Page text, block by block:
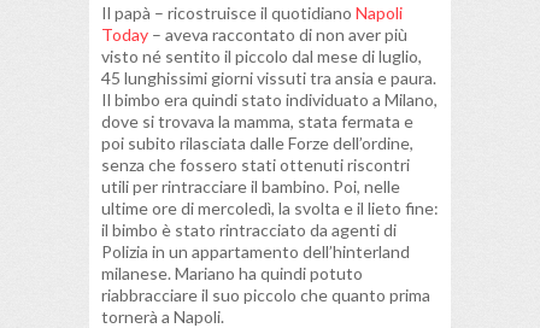
Il papà – ricostruisce il quotidiano Napoli
Today – aveva raccontato di non aver più
visto né sentito il piccolo dal mese di luglio,
45 lunghissimi giorni vissuti tra ansia e paura.
Il bimbo era quindi stato individuato a Milano,
dove si trovava la mamma, stata fermata e
poi subito rilasciata dalle Forze dell’ordine,
senza che fossero stati ottenuti riscontri
utili per rintracciare il bambino. Poi, nelle
ultime ore di mercoledì, la svolta e il lieto fine:
il bimbo è stato rintracciato da agenti di
Polizia in un appartamento dell’hinterland
milanese. Mariano ha quindi potuto
riabbracciare il suo piccolo che quanto prima
tornerà a Napoli.